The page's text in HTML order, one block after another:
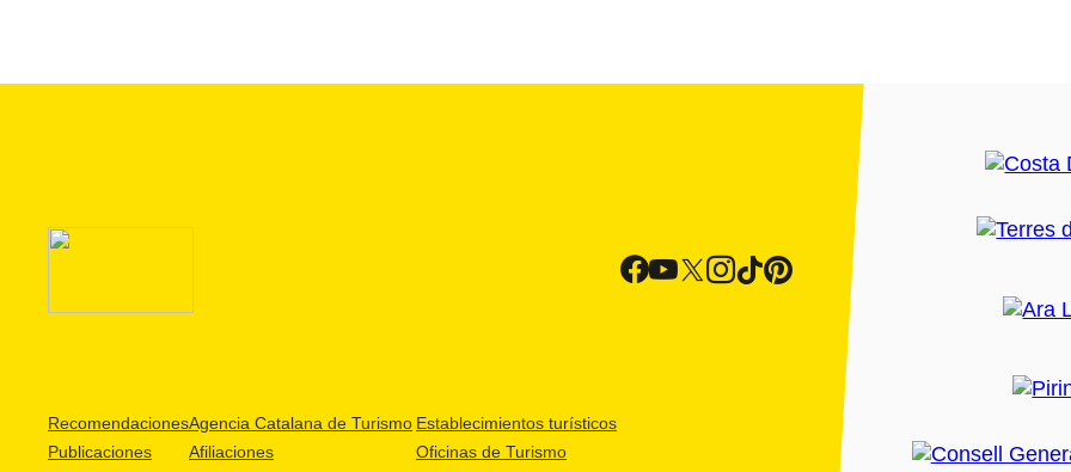
Recomendaciones
Publicaciones
Agencia Catalana de Turismo
Afiliaciones
Establecimientos turísticos
Oficinas de Turismo